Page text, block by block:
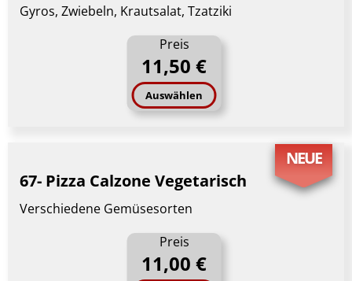
Gyros, Zwiebeln, Krautsalat, Tzatziki
Preis
11,50 €
Auswählen
NEUE
67- Pizza Calzone Vegetarisch
Verschiedene Gemüsesorten
Preis
11,00 €